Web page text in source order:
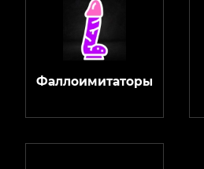
Фаллоимитаторы